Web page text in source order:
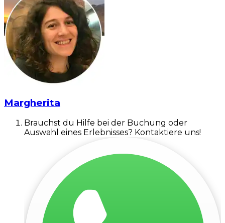
Margherita
Brauchst du Hilfe bei der Buchung oder
Auswahl eines Erlebnisses? Kontaktiere uns!